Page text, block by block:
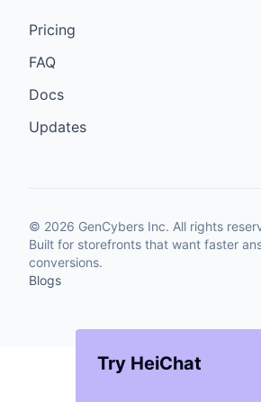
Try HeiChat
Pricing
FAQ
Docs
Updates
© 2026 GenCybers Inc. All rights
Built for storefronts that want faster
conversions.
Blogs